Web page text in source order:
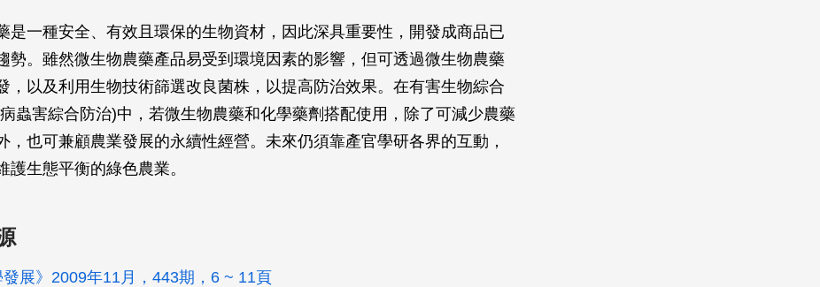
是一種安全、有效且環保的生物資材，因此深具重要性，開發成商品已
勢。雖然微生物農藥產品易受到環境因素的影響，但可透過微生物農藥
，以及利用生物技術篩選改良菌株，以提高防治效果。在有害生物綜合
蟲害綜合防治)中，若微生物農藥和化學藥劑搭配使用，除了可減少農藥
，也可兼顧農業發展的永續性經營。未來仍須靠產官學研各界的互動，
護生態平衡的綠色農業。
發展》2009年11月，443期，6 ~ 11頁